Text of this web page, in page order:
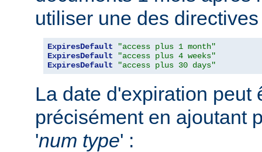
utiliser une des
ExpiresDefault
"access plus 1 month"
ExpiresDefault
"access plus 4 weeks"
ExpiresDefault
"access plus 30 days"
La date d'expiration peut
précisément en ajoutant
'num type' :